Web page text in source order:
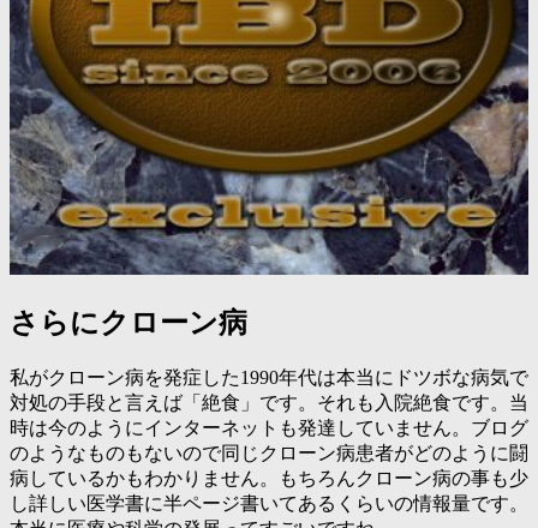
さらにクローン病
私がクローン病を発症した1990年代は本当にドツボな病気で
対処の手段と言えば「絶食」です。それも入院絶食です。当
時は今のようにインターネットも発達していません。ブログ
のようなものもないので同じクローン病患者がどのように闘
病しているかもわかりません。もちろんクローン病の事も少
し詳しい医学書に半ページ書いてあるくらいの情報量です。